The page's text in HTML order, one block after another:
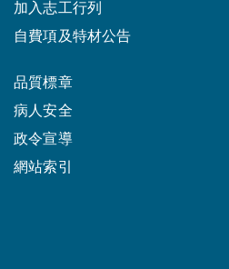
加入志工行列
自費項及特材公告
品質標章
病人安全
政令宣導
網站索引